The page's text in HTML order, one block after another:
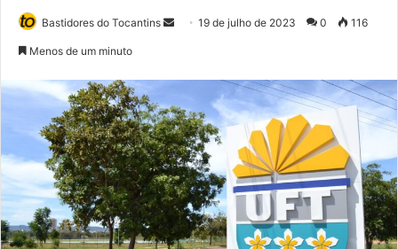
Bastidores do Tocantins
e
u
m
e
-
m
a
19 de julho de 2023 0 116
Menos de um minuto